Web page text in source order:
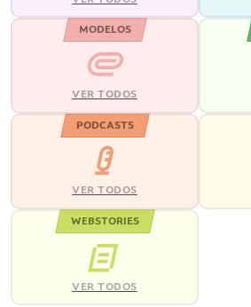
MODELOS
VER TODOS
PODCASTS
VER TODOS
WEBSTORIES
VER TODOS